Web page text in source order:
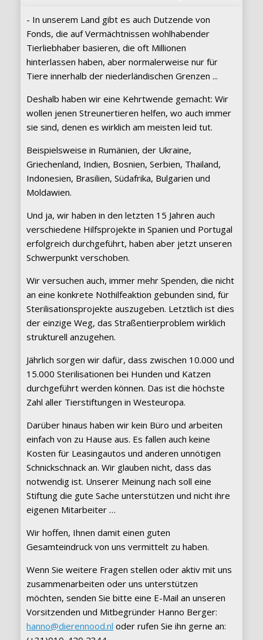
- In unserem Land gibt es auch Dutzende von
Fonds, die auf Vermächtnissen wohlhabender
Tierliebhaber basieren, die oft Millionen
hinterlassen haben, aber normalerweise nur für
Tiere innerhalb der niederländischen Grenzen ...
Deshalb haben wir eine Kehrtwende gemacht: Wir
wollen jenen Streunertieren helfen, wo auch immer
sie sind, denen es wirklich am meisten leid tut.
Beispielsweise in Rumänien, der Ukraine,
Griechenland, Indien, Bosnien, Serbien, Thailand,
Indonesien, Brasilien, Südafrika, Bulgarien und
Moldawien.
Und ja, wir haben in den letzten 15 Jahren auch
verschiedene Hilfsprojekte in Spanien und Portugal
erfolgreich durchgeführt, haben aber jetzt unseren
Schwerpunkt verschoben.
Wir versuchen auch, immer mehr Spenden, die nicht
an eine konkrete Nothilfeaktion gebunden sind, für
Sterilisationsprojekte auszugeben. Letztlich ist dies
der einzige Weg, das Straßentierproblem wirklich
strukturell anzugehen.
Jährlich sorgen wir dafür, dass zwischen 10.000 und
15.000 Sterilisationen bei Hunden und Katzen
durchgeführt werden können. Das ist die höchste
Zahl aller Tierstiftungen in Westeuropa.
Darüber hinaus haben wir kein Büro und arbeiten
einfach von zu Hause aus. Es fallen auch keine
Kosten für Leasingautos und anderen unnötigen
Schnickschnack an. Wir glauben nicht, dass das
notwendig ist. Unserer Meinung nach soll eine
Stiftung die gute Sache unterstützen und nicht ihre
eigenen Mitarbeiter …
Wir hoffen, Ihnen damit einen guten
Gesamteindruck von uns vermittelt zu haben.
Wenn Sie weitere Fragen stellen oder aktiv mit uns
zusammenarbeiten oder uns unterstützen
möchten, senden Sie bitte eine E-Mail an unseren
Vorsitzenden und Mitbegründer Hanno Berger:
hanno@dierennood.nl oder rufen Sie ihn gerne an: